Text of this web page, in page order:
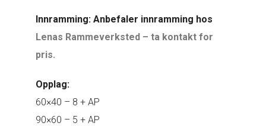
Innramming: Anbefaler innramming hos
Lenas Rammeverksted – ta kontakt for
pris.
Opplag:
60×40 – 8 + AP
90×60 – 5 + AP